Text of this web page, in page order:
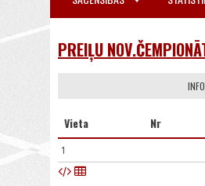
PREIĻU
Vieta Nr
1